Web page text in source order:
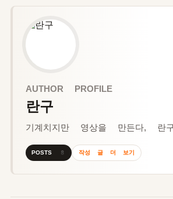
AUTHOR PROFILE
란구
기계치지만 영상을 만든다, 란구
POSTS 8 작성 글 더 보기